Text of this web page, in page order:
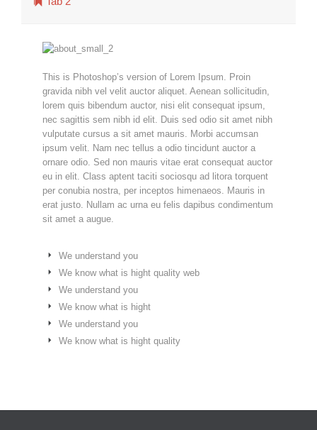
This is Photoshop’s version of Lorem Ipsum. Proin
gravida nibh vel velit auctor aliquet. Aenean sollicitudin,
lorem quis bibendum auctor, nisi elit consequat ipsum,
nec sagittis sem nibh id elit. Duis sed odio sit amet nibh
vulputate cursus a sit amet mauris. Morbi accumsan
ipsum velit. Nam nec tellus a odio tincidunt auctor a
ornare odio. Sed non mauris vitae erat consequat auctor
eu in elit. Class aptent taciti sociosqu ad litora torquent
per conubia nostra, per inceptos himenaeos. Mauris in
erat justo. Nullam ac urna eu felis dapibus condimentum
sit amet a augue.
We understand you
We know what is hight quality web
We understand you
We know what is hight
We understand you
We know what is hight quality